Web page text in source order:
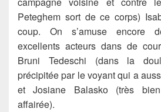
Peteghem sort de ce corps)
coup. On s’amuse encore
excellents acteurs dans de
Bruni Tedeschi (dans la
précipitée par le voyant qui a
et Josiane Balasko (très
affairée).